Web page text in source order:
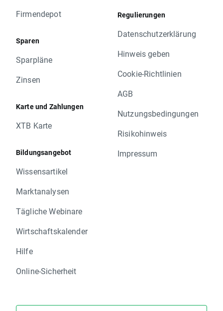
Firmendepot
Sparen
Sparpläne
Zinsen
Karte und Zahlungen
XTB Karte
Bildungsangebot
Wissensartikel
Marktanalysen
Tägliche Webinare
Wirtschaftskalender
Hilfe
Online-Sicherheit
Regulierungen
Datenschutzerklärung
Hinweis geben
Cookie-Richtlinien
AGB
Nutzungsbedingungen
Risikohinweis
Impressum